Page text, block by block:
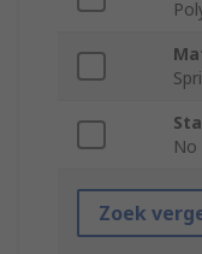
No
Zoek